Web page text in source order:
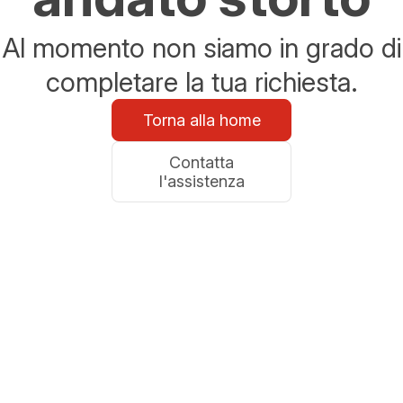
Al momento non siamo in grado di
completare la tua richiesta.
Torna alla home
Contatta
l'assistenza